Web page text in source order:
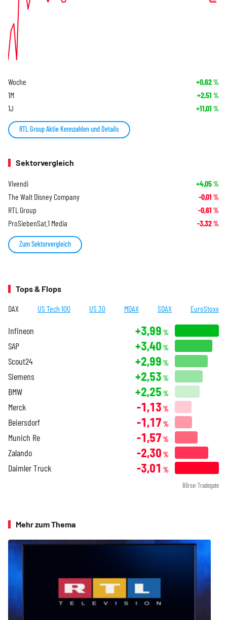
Woche +0,62%
1M +2,51 %
1J +11,01 %
RTL Group Aktie Kennzahlen und Details
Sektorvergleich
Vivendi +4,05%
The Walt Disney Company -0,01 %
RTL Group -0,61 %
ProSiebenSat.1 Media -3,32%
Zum Sektorvergleich
Tops & Flops
DAX US Tech 100 US 30 MDAX SDAX EuroStoxx
Infineon +3,99 %
SAP +3,40 %
Scout24 +2,99 %
Siemens +2,53 %
BMW +2,25 %
Merck -1,13 %
Beiersdorf -1,17 %
Munich Re -1,57 %
Zalando -2,30 %
Daimler Truck -3,01 %
Börse: Tradegate
Mehr zum Thema